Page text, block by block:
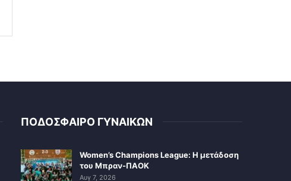
ΠΟΔΟΣΦΑΙΡΟ ΓΥΝΑΙΚΩΝ
Women’s Champions League: Η μετάδοση
του Μπραν-ΠΑΟΚ
Αυγ 7, 2026